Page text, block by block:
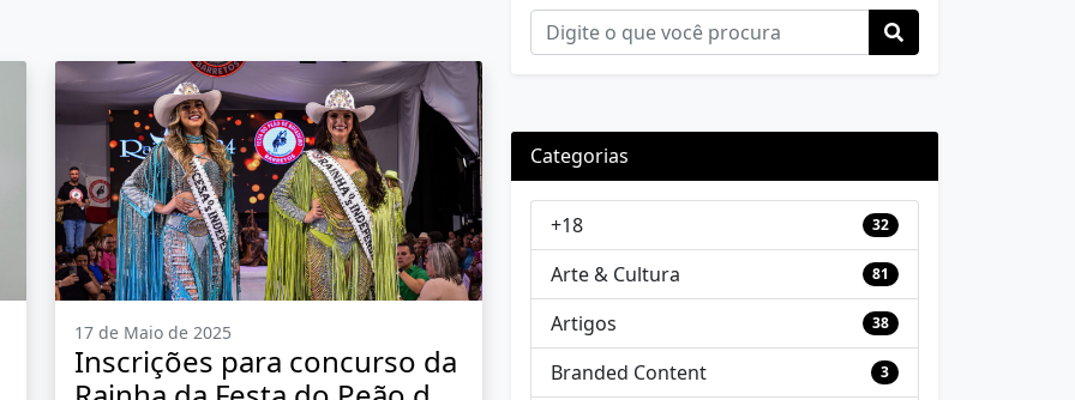
17 de Maio de 2025
Inscrições para concurso da
Categorias
+18 32
Arte & Cultura 81
Artigos 38
Branded Content 3